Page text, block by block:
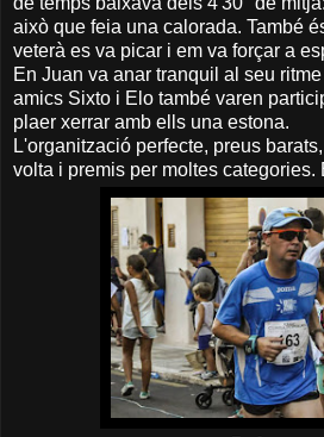
això que feia una calorada. També
veterà es va picar i em va forçar a
En Juan va anar tranquil al seu
amics Sixto i Elo també varen
plaer xerrar amb ells una estona.
L'organització perfecte, preus
volta i premis per moltes categories.